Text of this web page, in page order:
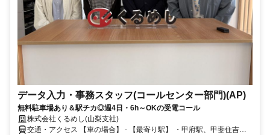
データ入力・事務スタッフ(コールセンター部門)(AP)
無料駐車場あり＆駅チカ◎週4日・6h～OKの受電コール
株式会社くるめし(山梨支社)
交通・アクセス 【車の場合】 - 【最寄り駅】 ・甲府駅、甲斐住吉